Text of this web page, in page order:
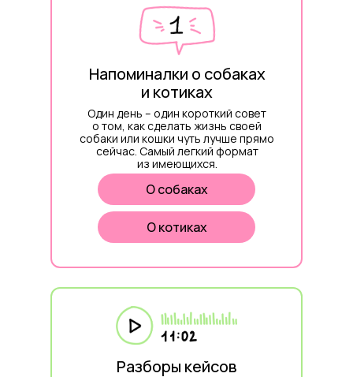
Напоминалки о собаках
и котиках
О котиках
О собаках
Разборы кейсов
Один день – один короткий совет
о том, как сделать жизнь своей
собаки или кошки чуть лучше прямо
сейчас. Самый легкий формат
из имеющихся.